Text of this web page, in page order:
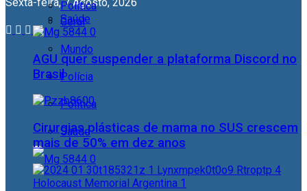
Geral
Mundo
Polícia
Política
Saúde
Política
Saúde
AGU quer suspender a plataforma Discord no
Brasil
Cirurgias plásticas de mama no SUS crescem
mais de 50% em dez anos